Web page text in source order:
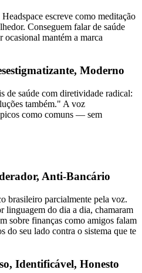
escreve como meditação
Conseguem falar de saúde
mantém a marca
Moderno
de saúde com diretividade radical:
também." A voz
como comuns — sem
Anti-Bancário
brasileiro parcialmente pela voz.
linguagem do dia a dia, chamaram
sobre finanças como amigos falam
do seu lado contra o sistema que te
Identificável, Honesto